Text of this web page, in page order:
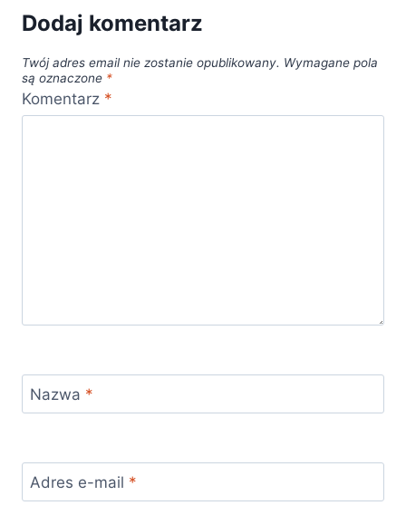
Dodaj komentarz
Twój adres email nie zostanie opublikowany. Wymagane pola
są oznaczone *
Komentarz *
Nazwa *
Adres e-mail *